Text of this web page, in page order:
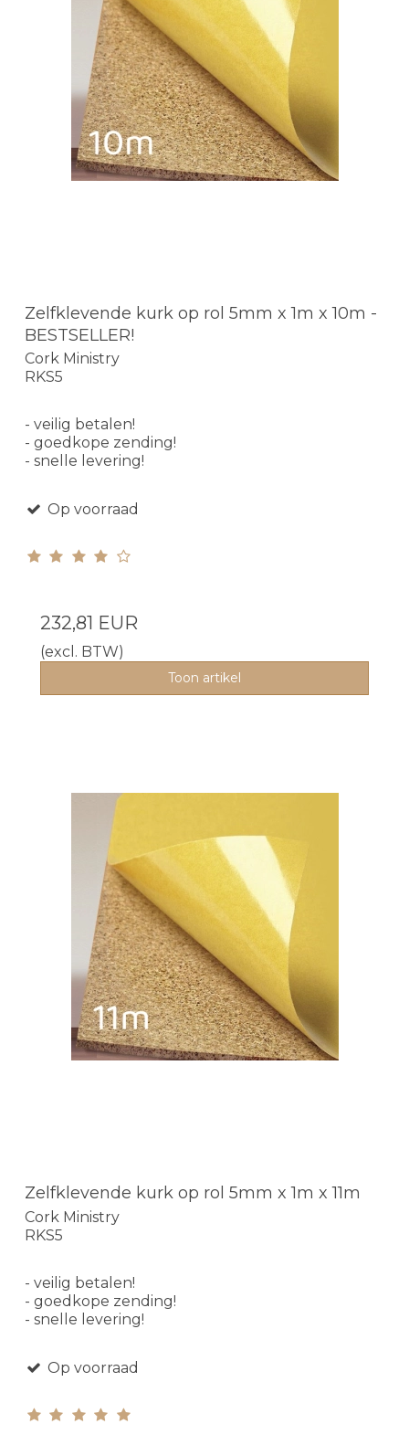
Zelfklevende kurk op rol 5mm x 1m x 10m -
BESTSELLER!
Cork Ministry
RKS5
- veilig betalen!
- goedkope zending!
- snelle levering!
Op voorraad
232,81 EUR
(excl. BTW)
Toon artikel
Zelfklevende kurk op rol 5mm x 1m x 11m
Cork Ministry
RKS5
- veilig betalen!
- goedkope zending!
- snelle levering!
Op voorraad